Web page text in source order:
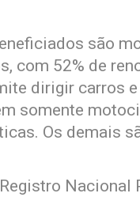
são
com 52% de
dirigir carros
somente
Os demais